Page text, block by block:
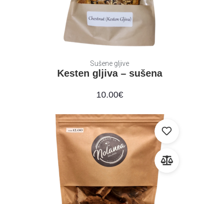
Sušene gljive
Kesten gljiva – sušena
10.00€